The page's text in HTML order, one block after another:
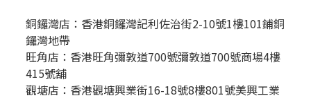
銅鑼灣店： 香港銅鑼灣記利佐治街2-10號1樓101鋪銅
鑼灣地帶
旺角店：香港旺角彌敦道700號彌敦道700號商場4樓
415號舖
觀塘店：香港觀塘興業街16-18號8樓801號美興工業